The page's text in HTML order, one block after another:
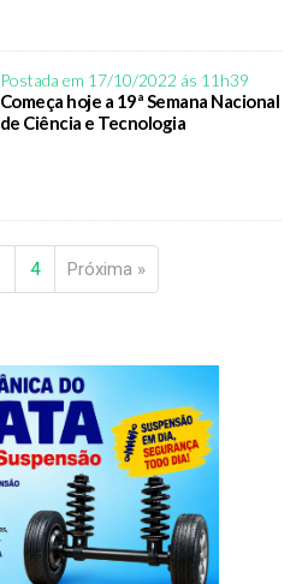
Postada em 17/10/2022 ás 11h39
Começa hoje a 19ª Semana Nacional
de Ciência e Tecnologia
4 Próxima »